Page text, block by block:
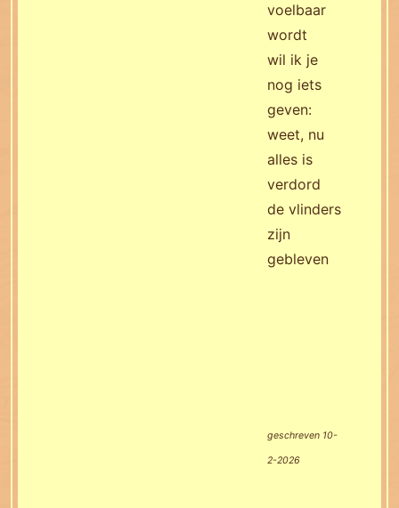
voelbaar
wordt
wil ik je
nog iets
geven:
weet, nu
alles is
verdord
de vlinders
zijn
gebleven
geschreven 10-
2-2026